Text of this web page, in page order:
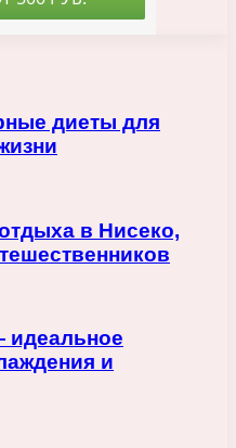
диеты для
в Нисеко,
идеальное
и